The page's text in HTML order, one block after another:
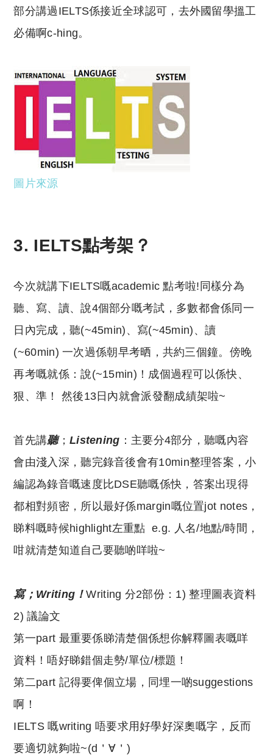
部分講過IELTS係接近全球認可，去外國留學搵工
必備啊c-hing。
圖片來源
3. IELTS點考架？
今次就講下IELTS嘅academic 點考啦!同樣分為
聽、寫、讀、說4個部分嘅考試，多數都會係同一
日內完成，聽(~45min)、寫(~45min)、讀
(~60min) 一次過係朝早考晒，共約三個鐘。傍晚
再考嘅就係：說(~15min)！成個過程可以係快、
狠、準！ 然後13日內就會派發翻成績架啦~
首先講聽； Listening ：主要分4部分，聽嘅內容
會由淺入深，聽完錄音後會有10min整理答案，小
編認為錄音嘅速度比DSE聽嘅係快，答案出現得
都相對頻密，所以最好係margin嘅位置jot notes，
睇料嘅時候highlight左重點 e.g. 人名/地點/時間，
咁就清楚知道自己要聽啲咩啦~
寫；Writing！Writing 分2部份：1) 整理圖表資料
2) 議論文
第一part 最重要係睇清楚個係想你解釋圖表嘅咩
資料！唔好睇錯個走勢/單位/標題！
第二part 記得要俾個立場，同埋一啲suggestions
啊！
IELTS 嘅writing 唔要求用好學好深奧嘅字，反而
要適切就夠啦~(d＇∀＇)